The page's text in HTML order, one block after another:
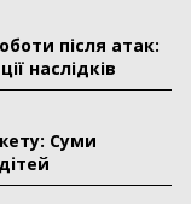
після атак:
наслідків
Суми